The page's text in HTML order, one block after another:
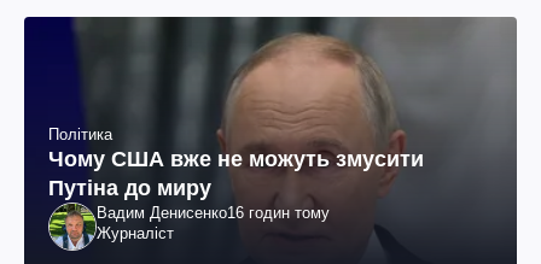
Політика
Чому США вже не можуть змусити
Путіна до миру
Вадим Денисенко16 годин тому
Журналіст